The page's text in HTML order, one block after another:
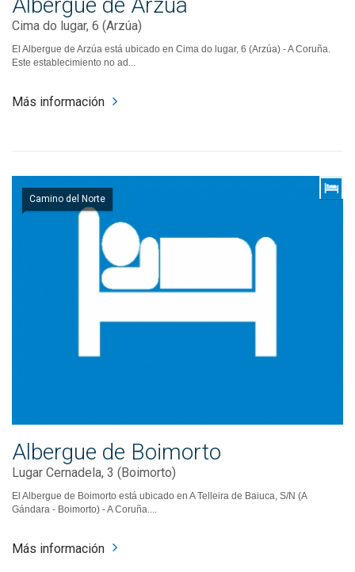
Cima do lugar, 6 (Arzúa)
El Albergue de Arzúa está ubicado en Cima do lugar, 6 (Arzúa) - A Coruña.
Este establecimiento no ad...
Más información
Camino del Norte
Albergue de Boimorto
Lugar Cernadela, 3 (Boimorto)
El Albergue de Boimorto está ubicado en A Telleira de Baiuca, S/N (A
Gándara - Boimorto) - A Coruña....
Más información